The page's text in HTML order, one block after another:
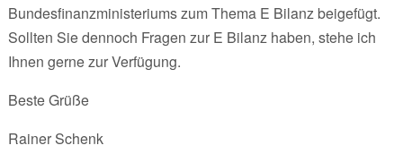
Bundesfinanzministeriums zum Thema E Bilanz beigefügt.
Sollten Sie dennoch Fragen zur E Bilanz haben, stehe ich
Ihnen gerne zur Verfügung.
Beste Grüße
Rainer Schenk